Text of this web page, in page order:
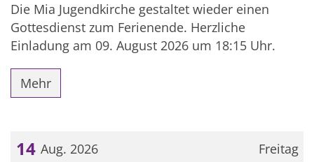
Die Mia Jugendkirche gestaltet wieder einen
Gottesdienst zum Ferienende. Herzliche
Einladung am 09. August 2026 um 18:15 Uhr.
Mehr
Freitag
14 Aug. 2026